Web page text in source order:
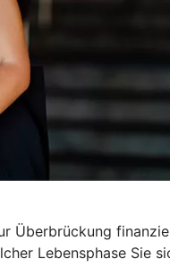
Überbrückung
Lebensphase